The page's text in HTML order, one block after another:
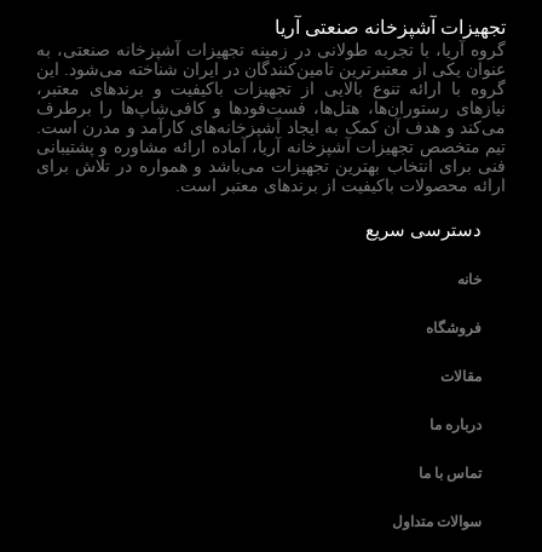
تجهیزات آشپزخانه صنعتی آریا
گروه آریا، با تجربه طولانی در زمینه تجهیزات آشپزخانه صنعتی، به
عنوان یکی از معتبرترین تامین‌کنندگان در ایران شناخته می‌شود. این
گروه با ارائه تنوع بالایی از تجهیزات باکیفیت و برندهای معتبر،
نیازهای رستوران‌ها، هتل‌ها، فست‌فودها و کافی‌شاپ‌ها را برطرف
می‌کند و هدف آن کمک به ایجاد آشپزخانه‌های کارآمد و مدرن است.
تیم متخصص تجهیزات آشپزخانه آریا، آماده ارائه مشاوره و پشتیبانی
فنی برای انتخاب بهترین تجهیزات می‌باشد و همواره در تلاش برای
ارائه محصولات باکیفیت از برندهای معتبر است.
دسترسی سریع
خانه
فروشگاه
مقالات
درباره ما
تماس با ما
سوالات متداول